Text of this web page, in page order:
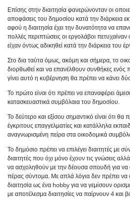
Επίσης στην διαιτησία φανερώνονταν οι
αποφάσεις του δημοσίου κατά την διάρκεια
αφού η διαιτησία έχει την δυνατότητα να
πολλές περιπτώσεις οι εργολάβοι πετυχαίναν
είχαν όντως αδικηθεί κατά την διάρκεια του
Στο δια ταύτα όμως, ακόμη και σήμερα, το
διορθωθεί και να επανέλθουν συνθήκες ενός
γίνει αυτό η κυβέρνηση θα πρέπει να κάνει
Το πρώτο είναι ότι πρέπει να επαναφέρει
κατασκευαστικά συμβόλαια του δημοσίου.
Το δεύτερο και εξίσου σημαντικό είναι ότι θα
έγκριτους επαγγελματίες και κατάλληλα
αναγνωρισμένη πείρα στα οικοδομικά
Το δημόσιο πρέπει να επιλέγει διαιτητές με
διαιτητές που όχι μόνο έχουν τις γνώσεις
να ασχοληθούν με την δέουσα σπουδή για να
πέρας σύντομα. Με απλά λόγια δεν πρέπει να
διαιτησία ως ένα hobby για να γεμίσουν
με αποτέλεσμα διαιτησίες να παίρνουν 4